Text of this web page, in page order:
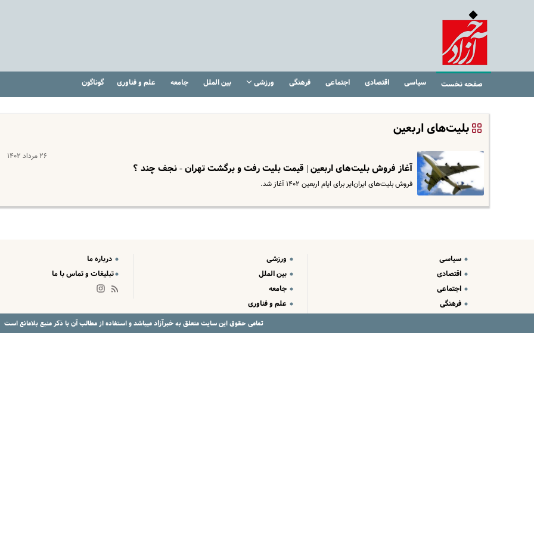
صفحه نخست سیاسی اقتصادی اجتماعی فرهنگی ورزشی بین الملل جامعه علم و فناوری گوناگون
بلیت‌های اربعین
۲۶ مرداد ۱۴۰۲
آغاز فروش بلیت‌های اربعین | قیمت بلیت رفت و برگشت تهران - نجف چند ؟
فروش بلیت‌های ایران‌ایر برای ایام اربعین ۱۴۰۲ آغاز شد.
سیاسی
اقتصادی
اجتماعی
فرهنگی
ورزشی
بین الملل
جامعه
علم و فناوری
درباره ما
تبلیغات و تماس با ما
تمامی حقوق این سایت متعلق بهخبرآزادمیباشد و استفاده از مطالب آن با ذکر منبع بلامانع است